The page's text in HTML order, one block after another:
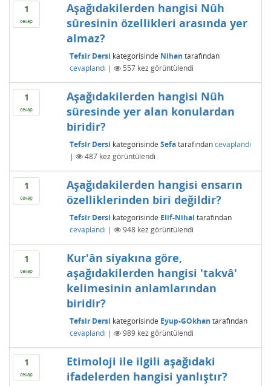
1
cevap
Aşağıdakilerden hangisi Nûh
sûresinin özellikleri arasında yer
almaz?
Tefsir Dersi kategorisinde Nihan tarafından
cevaplandı | 557kez görüntülendi
1
cevap
Aşağıdakilerden hangisi Nûh
sûresinde yer alan konulardan
biridir?
Tefsir Dersi kategorisinde Sefa tarafından cevaplandı
|
487kez görüntülendi
1
cevap
Aşağıdakilerden hangisi ensarın
özelliklerinden biri değildir?
Tefsir Dersi kategorisinde Elif-Nihal tarafından
cevaplandı | 948kez görüntülendi
1
cevap
Kur'ân siyakına göre,
aşağıdakilerden hangisi 'takvâ'
kelimesinin anlamlarından
biridir?
Tefsir Dersi kategorisinde Eyup-GOkhan tarafından
cevaplandı | 989kez görüntülendi
1
cevap
Etimoloji ile ilgili aşağıdaki
ifadelerden hangisi yanlıştır?